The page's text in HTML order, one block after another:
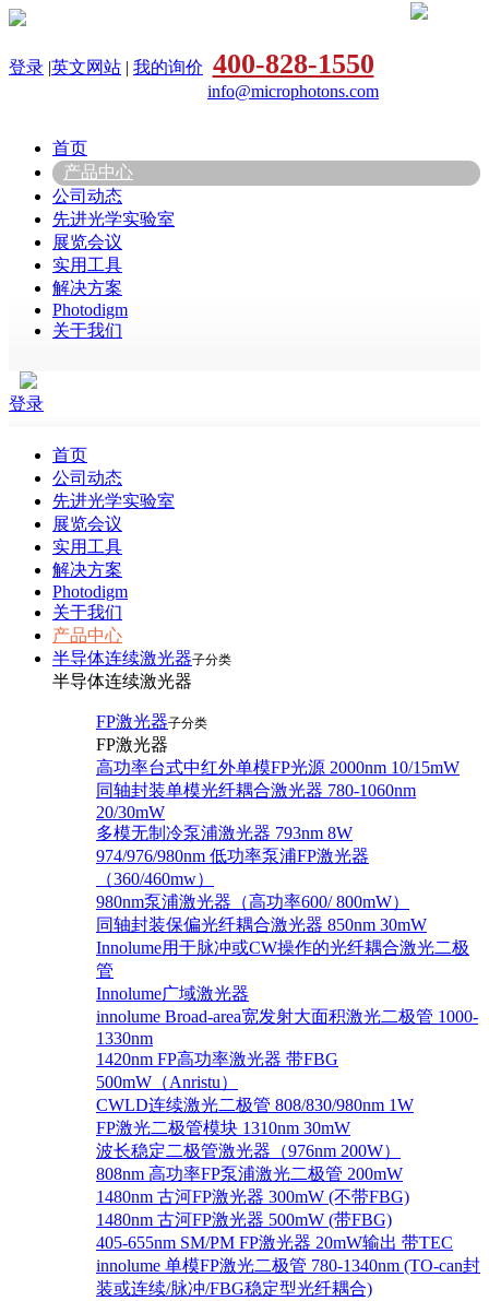
登录 |英文网站 | 我的询价 400-828-1550
info@microphotons.com
首页
产品中心
公司动态
先进光学实验室
展览会议
实用工具
解决方案
Photodigm
关于我们
登录
首页
公司动态
先进光学实验室
展览会议
实用工具
解决方案
Photodigm
关于我们
产品中心
半导体连续激光器子分类
半导体连续激光器
FP激光器子分类
FP激光器
高功率台式中红外单模FP光源 2000nm 10/15mW
同轴封装单模光纤耦合激光器 780-1060nm
20/30mW
多模无制冷泵浦激光器 793nm 8W
974/976/980nm 低功率泵浦FP激光器
（360/460mw）
980nm泵浦激光器（高功率600/ 800mW）
同轴封装保偏光纤耦合激光器 850nm 30mW
Innolume用于脉冲或CW操作的光纤耦合激光二极
管
Innolume广域激光器
innolume Broad-area宽发射大面积激光二极管 1000-
1330nm
1420nm FP高功率激光器 带FBG
500mW（Anristu）
CWLD连续激光二极管 808/830/980nm 1W
FP激光二极管模块 1310nm 30mW
波长稳定二极管激光器（976nm 200W）
808nm 高功率FP泵浦激光二极管 200mW
1480nm 古河FP激光器 300mW (不带FBG)
1480nm 古河FP激光器 500mW (带FBG)
405-655nm SM/PM FP激光器 20mW输出 带TEC
innolume 单模FP激光二极管 780-1340nm (TO-can封
装或连续/脉冲/FBG稳定型光纤耦合)